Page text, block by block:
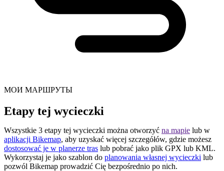
МОИ МАРШРУТЫ
Etapy tej wycieczki
Wszystkie 3 etapy tej wycieczki można otworzyć na mapie lub w
aplikacji Bikemap, aby uzyskać więcej szczegółów, gdzie możesz
dostosować je w planerze tras lub pobrać jako plik GPX lub KML.
Wykorzystaj je jako szablon do planowania własnej wycieczki lub
pozwól Bikemap prowadzić Cię bezpośrednio po nich.